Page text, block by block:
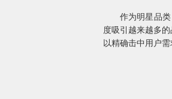
作为明星品类，
度吸引越来越多
以精确击中用户